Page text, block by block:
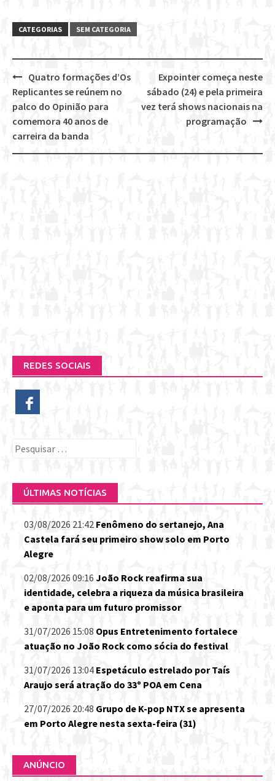
CATEGORIAS SEM CATEGORIA
Post
navigation
Expointer começa neste
sábado (24) e pela primeira
vez terá shows nacionais na
programação
Quatro formações d’Os
Replicantes se reúnem no
palco do Opinião para
comemora 40 anos de
carreira da banda
REDES SOCIAIS
Pesquisar
ÚLTIMAS NOTÍCIAS
03/08/2026 21:42 Fenômeno do sertanejo, Ana
Castela fará seu primeiro show solo em Porto
Alegre
02/08/2026 09:16 João Rock reafirma sua
identidade, celebra a riqueza da música brasileira
e aponta para um futuro promissor
31/07/2026 15:08 Opus Entretenimento fortalece
atuação no João Rock como sócia do festival
31/07/2026 13:04 Espetáculo estrelado por Taís
Araujo será atração do 33º POA em Cena
27/07/2026 20:48 Grupo de K-pop NTX se apresenta
em Porto Alegre nesta sexta-feira (31)
ANÚNCIO